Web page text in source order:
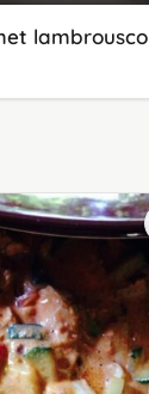
lambrousco